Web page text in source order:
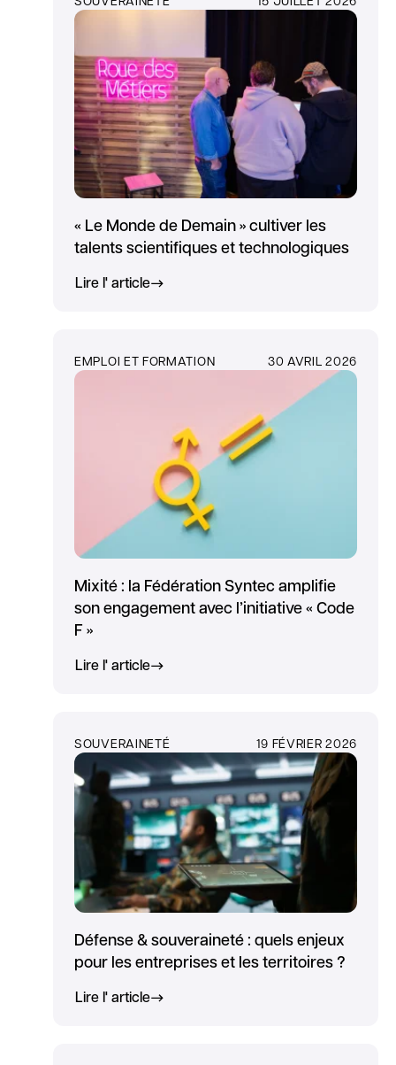
« Le Monde de Demain » cultiver les
talents scientifiques et technologiques
Lire l' article
EMPLOI ET FORMATION 30 AVRIL 2026
Mixité : la Fédération Syntec amplifie
son engagement avec l’initiative « Code
F »
Lire l' article
SOUVERAINETÉ 19 FÉVRIER 2026
Défense & souveraineté : quels enjeux
pour les entreprises et les territoires ?
Lire l' article